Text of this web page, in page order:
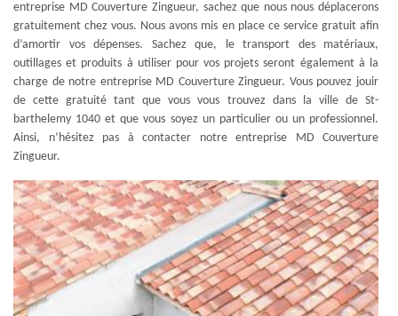
entreprise MD Couverture Zingueur, sachez que nous nous déplacerons
gratuitement chez vous. Nous avons mis en place ce service gratuit afin
d’amortir vos dépenses. Sachez que, le transport des matériaux,
outillages et produits à utiliser pour vos projets seront également à la
charge de notre entreprise MD Couverture Zingueur. Vous pouvez jouir
de cette gratuité tant que vous vous trouvez dans la ville de St-
barthelemy 1040 et que vous soyez un particulier ou un professionnel.
Ainsi, n’hésitez pas à contacter notre entreprise MD Couverture
Zingueur.